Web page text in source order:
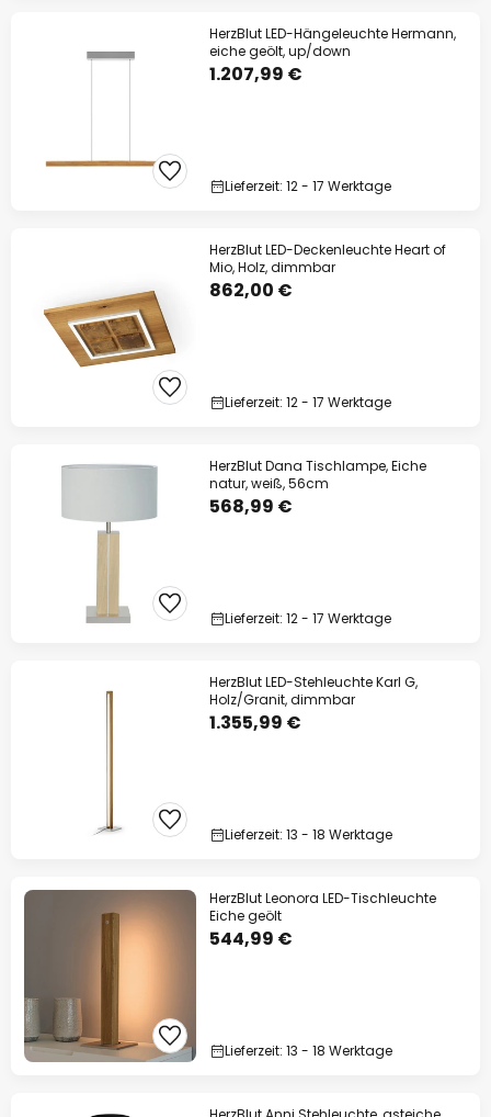
HerzBlut LED-Hängeleuchte Hermann,
eiche geölt, up/down
1.207,99 €
Lieferzeit: 12 - 17 Werktage
HerzBlut LED-Deckenleuchte Heart of
Mio, Holz, dimmbar
862,00 €
Lieferzeit: 12 - 17 Werktage
HerzBlut Dana Tischlampe, Eiche
natur, weiß, 56cm
568,99 €
Lieferzeit: 12 - 17 Werktage
HerzBlut LED-Stehleuchte Karl G,
Holz/Granit, dimmbar
1.355,99 €
Lieferzeit: 13 - 18 Werktage
HerzBlut Leonora LED-Tischleuchte
Eiche geölt
544,99 €
Lieferzeit: 13 - 18 Werktage